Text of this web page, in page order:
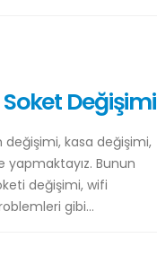
Değişimi
değişimi, kasa değişimi,
Bunun
değişimi, wifi
gibi...